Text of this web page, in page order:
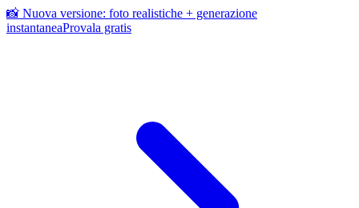
📸 Nuova versione: foto realistiche + generazione
instantaneaProvala gratis